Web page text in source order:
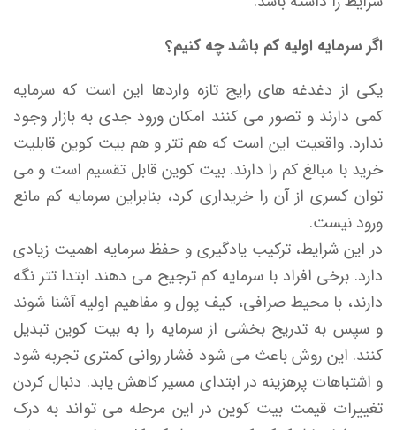
اگر سرمایه اولیه کم باشد چه کنیم؟
یکی از دغدغه های رایج تازه واردها این است که سرمایه
کمی دارند و تصور می کنند امکان ورود جدی به بازار وجود
ندارد. واقعیت این است که هم تتر و هم بیت کوین قابلیت
خرید با مبالغ کم را دارند. بیت کوین قابل تقسیم است و می
توان کسری از آن را خریداری کرد، بنابراین سرمایه کم مانع
ورود نیست.
در این شرایط، ترکیب یادگیری و حفظ سرمایه اهمیت زیادی
دارد. برخی افراد با سرمایه کم ترجیح می دهند ابتدا تتر نگه
دارند، با محیط صرافی، کیف پول و مفاهیم اولیه آشنا شوند
و سپس به تدریج بخشی از سرمایه را به بیت کوین تبدیل
کنند. این روش باعث می شود فشار روانی کمتری تجربه شود
و اشتباهات پرهزینه در ابتدای مسیر کاهش یابد. دنبال کردن
تغییرات قیمت بیت کوین در این مرحله می تواند به درک